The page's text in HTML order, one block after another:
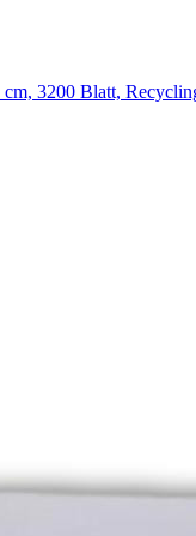
3200 Blatt,